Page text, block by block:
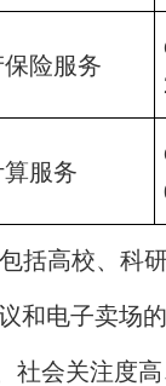
险服务
服务
括高校、科
和电子卖场
社会关注度